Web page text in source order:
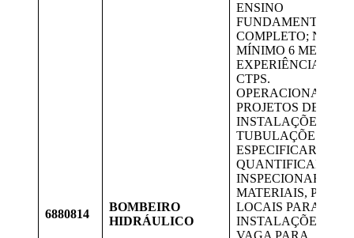
6880814
BOMBEIRO
HIDRÁULICO
ENSINO
FUNDAMENTAL
COMPLETO; NO
MÍNIMO 6 MESES
EXPERIÊNCIA NA
CTPS.
PROJETOS DE
INSTALAÇÕES DE
TUBULAÇÕES.
ESPECIFICAR,
QUANTIFICAR E
INSPECIONAR
MATERIAIS,
LOCAIS PARA AS
INSTALAÇÕES,